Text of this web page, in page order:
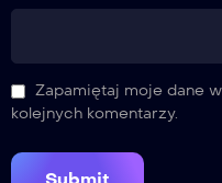
Zapamiętaj moje dane
kolejnych komentarzy.